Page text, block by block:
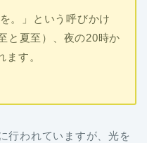
。」という呼びかけ
と夏至）、夜の20時か
ます。
行われていますが、光を